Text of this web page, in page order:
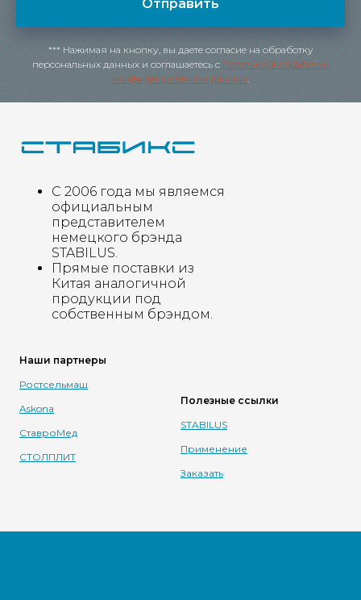
Отправить
*** Нажимая на кнопку, вы даете согласие на обработку
персональных данных и соглашаетесь c Политикой обработки
конфиденциальных данных.
С 2006 года мы являемся
официальным
представителем
немецкого брэнда
STABILUS.
Прямые поставки из
Китая аналогичной
продукции под
собственным брэндом.
Наши партнеры
Ростсельмаш
Askona
СтавроМед
СТОЛПЛИТ
Полезные ссылки
STABILUS
Применение
Заказать